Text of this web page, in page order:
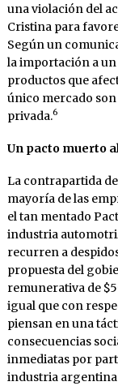
una violación del
Cristina para
Según un
la importación a
productos que
único mercado
privada.6
Un pacto muerto
La contrapartida
mayoría de las
el tan mentado
industria
recurren a
propuesta del
remunerativa de
igual que con
piensan en una
consecuencias
inmediatas por
industria argentina